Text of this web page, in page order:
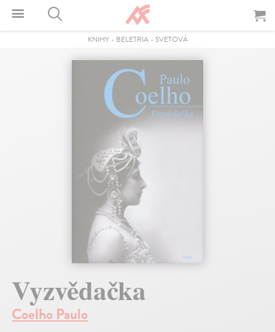
KNIHY- BELETRIA- SVETOVÁ
Vyzvědačka
Coelho Paulo